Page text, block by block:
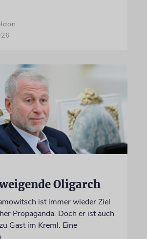
Oligarch
ist immer wieder Ziel
Propaganda. Doch er ist auch
Gast im Kreml. Eine